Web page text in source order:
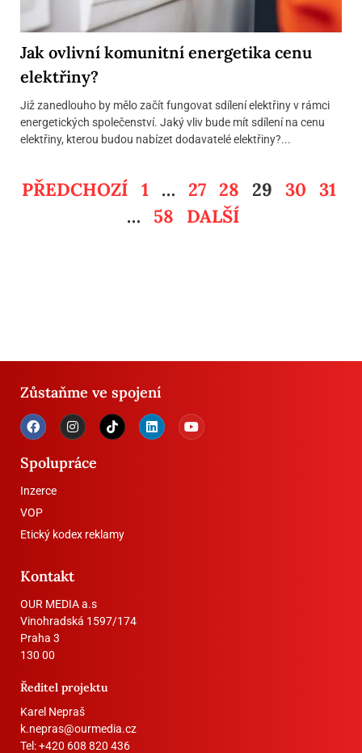
Jak ovlivní komunitní energetika cenu
elektřiny?
Již zanedlouho by mělo začít fungovat sdílení elektřiny v rámci
energetických společenství. Jaký vliv bude mít sdílení na cenu
elektřiny, kterou budou nabízet dodavatelé elektřiny?...
PŘEDCHOZÍ 1 … 27 28 29 30
31
…
58 DALŠÍ
Zůstaňme ve spojení
Spolupráce
Inzerce
VOP
Etický kodex reklamy
Kontakt
OUR MEDIA a.s
Vinohradská 1597/174
Praha 3
130 00
Ředitel projektu
Karel Nepraš
k.nepras@ourmedia.cz
Tel:+420 608 820 436